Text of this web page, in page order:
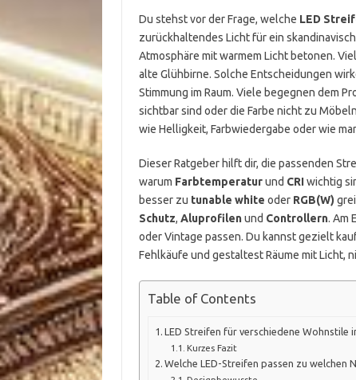
Du stehst vor der Frage, welche LED
zurückhaltendes Licht für ein
Atmosphäre mit warmem Licht betonen.
alte Glühbirne. Solche Entscheidungen
Stimmung im Raum. Viele begegnen dem
sichtbar sind oder die Farbe nicht zu
wie Helligkeit, Farbwiedergabe oder wie
Dieser Ratgeber hilft dir, die passenden
warum Farbtemperaturund CRIwichtig
besser zu tunable white oder RGB(W)
Schutz, Aluprofilenund Controllern. Am
oder Vintage passen. Du kannst gezielt
Fehlkäufe und gestaltest Räume mit Licht,
Table of Contents
LED Streifen für verschiedene Wohnstile
Kurzes Fazit
Welche LED-Streifen passen zu welchen